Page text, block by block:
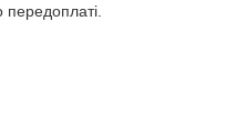
передоплаті.